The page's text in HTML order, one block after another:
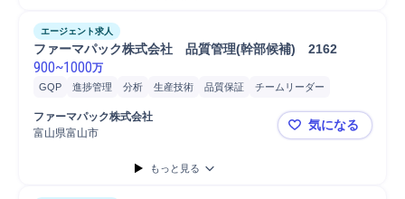
エージェント求人
ファーマパック株式会社　品質管理(幹部候補)　2162
900~1000万
GQP 進捗管理 分析 生産技術 品質保証
チームリーダー
ファーマパック株式会社
富山県富山市
ファーマ
気になる
もっと見る